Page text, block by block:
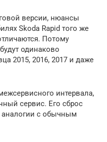
версии, нюансы
Skoda Rapid того же
Потому
одинаково
2015, 2016, 2017 и даже
интервала,
сервис. Его сброс
аналогии с обычным